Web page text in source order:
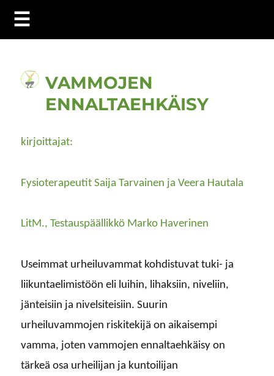
☰
VAMMOJEN
ENNALTAEHKÄISY
kirjoittajat:
Fysioterapeutit Saija Tarvainen ja Veera Hautala
LitM., Testauspäällikkö Marko Haverinen
Useimmat urheiluvammat kohdistuvat tuki- ja
liikuntaelimistöön eli luihin, lihaksiin, niveliin,
jänteisiin ja nivelsiteisiin. Suurin
urheiluvammojen riskitekijä on aikaisempi
vamma, joten vammojen ennaltaehkäisy on
tärkeä osa urheilijan ja kuntoilijan